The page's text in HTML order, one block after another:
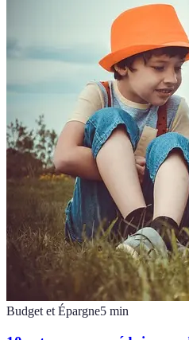
Budget et Épargne5 min